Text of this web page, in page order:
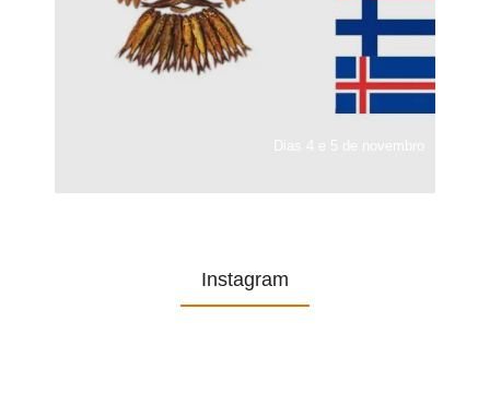
Instagram